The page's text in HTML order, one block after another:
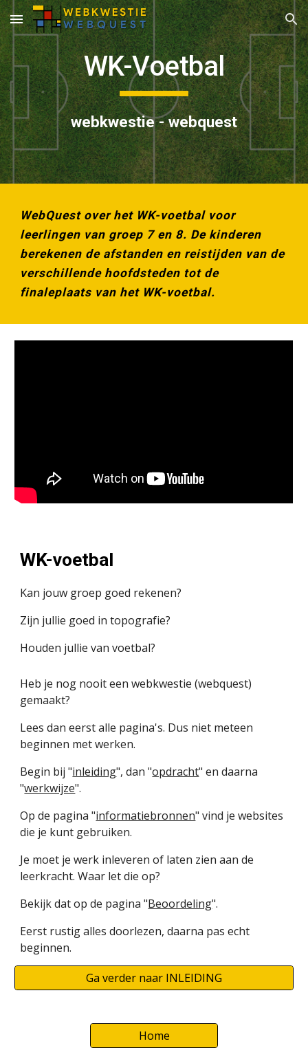
Skip to main content Skip to navigation
WK-Voetbal
webkwestie - webquest
WebQuest over het WK-voetbal voor
leerlingen van groep 7 en 8. De kinderen
berekenen de afstanden en reistijden van de
verschillende hoofdsteden tot de
finaleplaats van het WK-voetbal.
WK-voetbal
Kan jouw groep goed rekenen?
Zijn jullie goed in topografie?
Houden jullie van voetbal?
Heb je nog nooit een webkwestie (webquest)
gemaakt?
Lees dan eerst alle pagina's. Dus niet meteen
beginnen met werken.
Begin bij "inleiding", dan "opdracht" en daarna
"werkwijze".
Op de pagina "informatiebronnen" vind je websites
die je kunt gebruiken.
Je moet je werk inleveren of laten zien aan de
leerkracht. Waar let die op?
Bekijk dat op de pagina "Beoordeling".
Eerst rustig alles doorlezen, daarna pas echt
beginnen.
Ga verder naar INLEIDING
Home